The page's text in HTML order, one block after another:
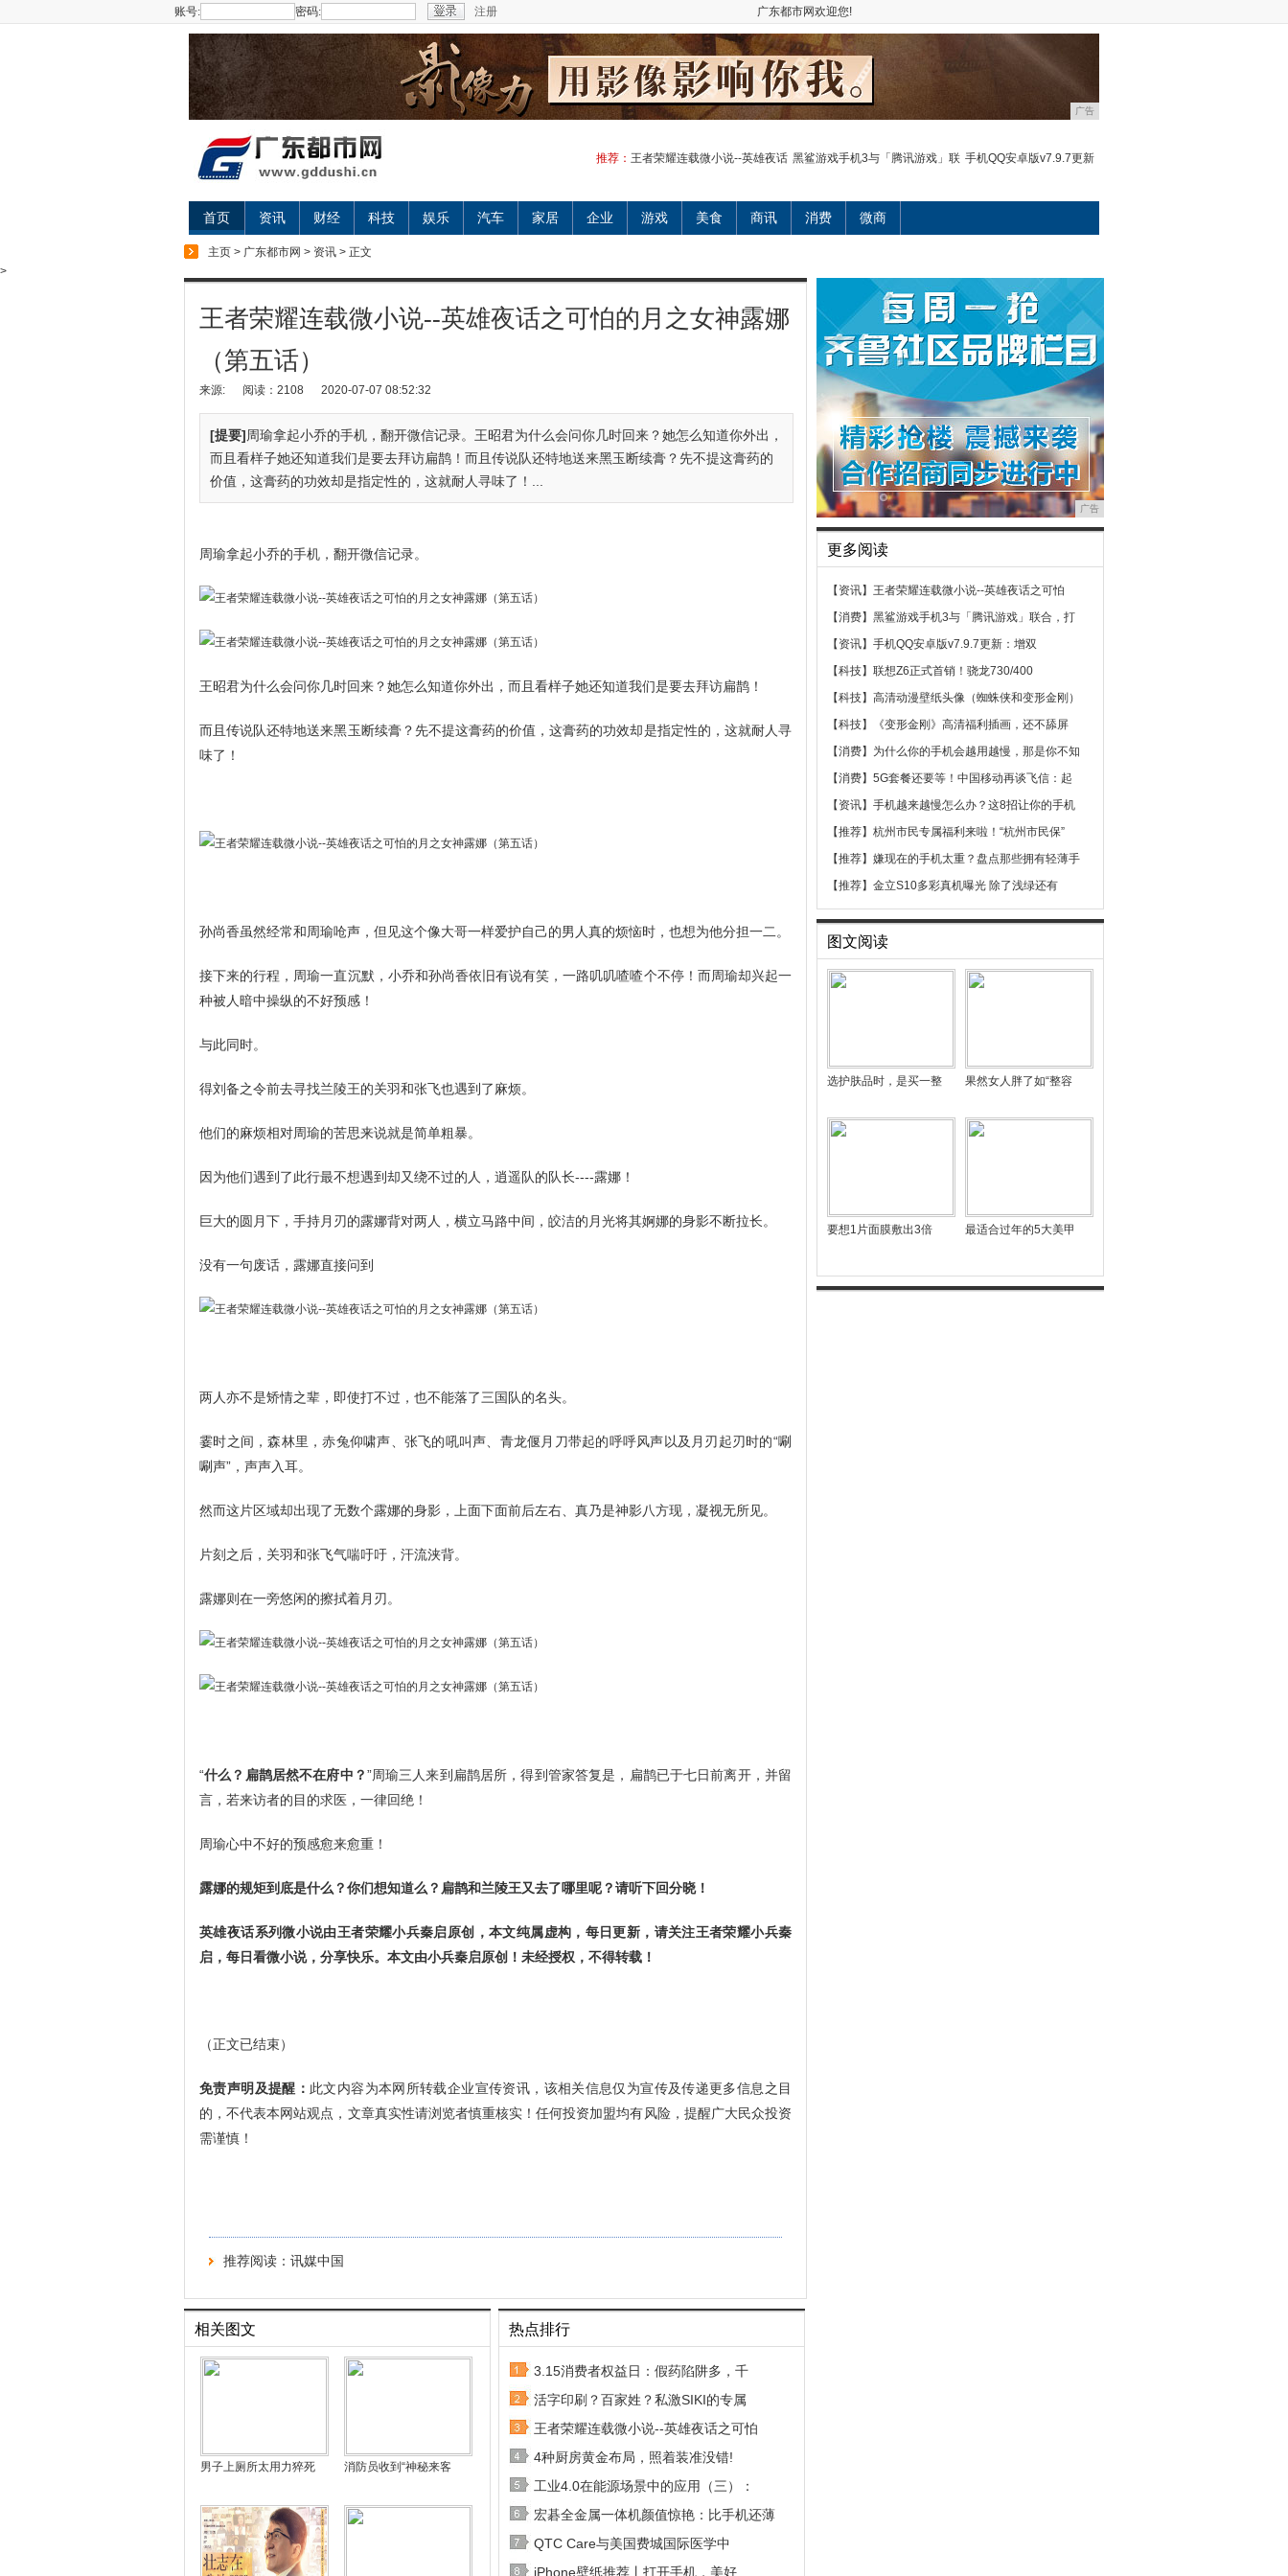
账号: 密码: 注册 广东都市网欢迎您!
广告
推荐： 王者荣耀连载微小说--英雄夜话 黑鲨游戏手机3与「腾讯游戏」联 手机QQ安卓版v7.9.7更新
首页 资讯 财经 科技 娱乐 汽车 家居 企业 游戏 美食 商讯 消费 微商
主页 > 广东都市网 > 资讯 > 正文
>
王者荣耀连载微小说--英雄夜话之可怕的月之女神露娜
（第五话）
来源: 阅读：2108 2020-07-07 08:52:32
[提要]周瑜拿起小乔的手机，翻开微信记录。王昭君为什么会问你几时回来？她怎么知道你外出，
而且看样子她还知道我们是要去拜访扁鹊！而且传说队还特地送来黑玉断续膏？先不提这膏药的
价值，这膏药的功效却是指定性的，这就耐人寻味了！...
周瑜拿起小乔的手机，翻开微信记录。
王昭君为什么会问你几时回来？她怎么知道你外出，而且看样子她还知道我们是要去拜访扁鹊！
而且传说队还特地送来黑玉断续膏？先不提这膏药的价值，这膏药的功效却是指定性的，这就耐人寻
味了！
孙尚香虽然经常和周瑜呛声，但见这个像大哥一样爱护自己的男人真的烦恼时，也想为他分担一二。
接下来的行程，周瑜一直沉默，小乔和孙尚香依旧有说有笑，一路叽叽喳喳个不停！而周瑜却兴起一
种被人暗中操纵的不好预感！
与此同时。
得刘备之令前去寻找兰陵王的关羽和张飞也遇到了麻烦。
他们的麻烦相对周瑜的苦思来说就是简单粗暴。
因为他们遇到了此行最不想遇到却又绕不过的人，逍遥队的队长----露娜！
巨大的圆月下，手持月刃的露娜背对两人，横立马路中间，皎洁的月光将其婀娜的身影不断拉长。
没有一句废话，露娜直接问到
两人亦不是矫情之辈，即使打不过，也不能落了三国队的名头。
霎时之间，森林里，赤兔仰啸声、张飞的吼叫声、青龙偃月刀带起的呼呼风声以及月刃起刃时的“唰
唰声”，声声入耳。
然而这片区域却出现了无数个露娜的身影，上面下面前后左右、真乃是神影八方现，凝视无所见。
片刻之后，关羽和张飞气喘吁吁，汗流浃背。
露娜则在一旁悠闲的擦拭着月刃。
“什么？扁鹊居然不在府中？”周瑜三人来到扁鹊居所，得到管家答复是，扁鹊已于七日前离开，并留
言，若来访者的目的求医，一律回绝！
周瑜心中不好的预感愈来愈重！
露娜的规矩到底是什么？你们想知道么？扁鹊和兰陵王又去了哪里呢？请听下回分晓！
英雄夜话系列微小说由王者荣耀小兵秦启原创，本文纯属虚构，每日更新，请关注王者荣耀小兵秦
启，每日看微小说，分享快乐。本文由小兵秦启原创！未经授权，不得转载！
（正文已结束）
免责声明及提醒： 此文内容为本网所转载企业宣传资讯，该相关信息仅为宣传及传递更多信息之目
的，不代表本网站观点，文章真实性请浏览者慎重核实！任何投资加盟均有风险，提醒广大民众投资
需谨慎！
推荐阅读： 讯媒中国
相关图文
男子上厕所太用力猝死 消防员收到“神秘来客
热点排行
3.15消费者权益日：假药陷阱多，千
活字印刷？百家姓？私激SIKI的专属
王者荣耀连载微小说--英雄夜话之可怕
4种厨房黄金布局，照着装准没错!
工业4.0在能源场景中的应用（三）：
宏碁全金属一体机颜值惊艳：比手机还薄
QTC Care与美国费城国际医学中
iPhone壁纸推荐丨打开手机，美好
广告
更多阅读
【资讯】 王者荣耀连载微小说--英雄夜话之可怕
【消费】 黑鲨游戏手机3与「腾讯游戏」联合，打
【资讯】 手机QQ安卓版v7.9.7更新：增双
【科技】 联想Z6正式首销！骁龙730/400
【科技】 高清动漫壁纸头像（蜘蛛侠和变形金刚）
【科技】
《变形金刚》高清福利插画，还不舔屏
【消费】 为什么你的手机会越用越慢，那是你不知
【消费】 5G套餐还要等！中国移动再谈飞信：起
【资讯】 手机越来越慢怎么办？这8招让你的手机
【推荐】 杭州市民专属福利来啦！“杭州市民保”
【推荐】 嫌现在的手机太重？盘点那些拥有轻薄手
【推荐】 金立S10多彩真机曝光 除了浅绿还有
图文阅读
选护肤品时，是买一整 果然女人胖了如“整容
要想1片面膜敷出3倍 最适合过年的5大美甲